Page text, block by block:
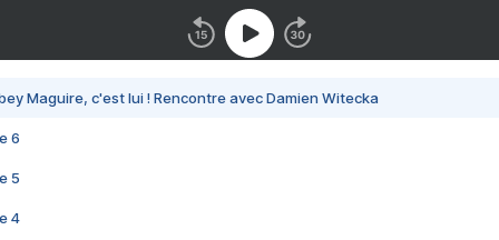
Maguire, c'est lui ! Rencontre avec Damien Witecka
6
5
4